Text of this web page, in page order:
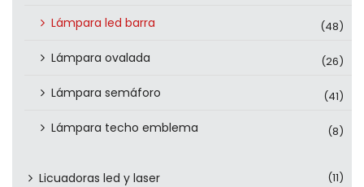
Lámpara led barra (48)
Lámpara ovalada (26)
Lámpara semáforo (41)
Lámpara techo emblema (8)
Licuadoras led y laser (11)